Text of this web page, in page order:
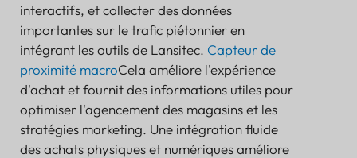
interactifs, et collecter des données
importantes sur le trafic piétonnier en
intégrant les outils de Lansitec. Capteur de
proximité macroCela améliore l'expérience
d'achat et fournit des informations utiles pour
optimiser l'agencement des magasins et les
stratégies marketing. Une intégration fluide
des achats physiques et numériques améliore